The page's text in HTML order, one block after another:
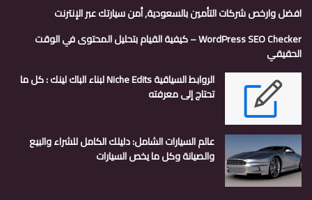
افضل وارخص شركات التأمين بالسعودية, أمن سيارتك عبر الإنترنت
WordPress SEO Checker – كيفية القيام بتحليل المحتوى في الوقت
الحقيقي
الروابط السياقية Niche Edits لبناء الباك لينك : كل ما
تحتاج إلى معرفته
عالم السيارات الشامل: دليلك الكامل للشراء والبيع
والصيانة وكل ما يخص السيارات